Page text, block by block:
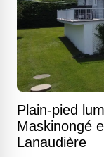
Plain-pied
Maskinongé
Lanaudière